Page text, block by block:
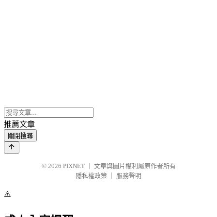
推薦文章
關閉搜尋
© 2026 PIXNET
文章與圖片權利屬原作者所有
隱私權政策
服務聲明
⚠️